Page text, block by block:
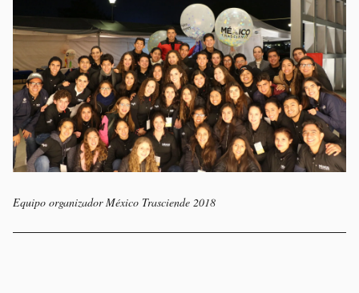
Equipo organizador México Trasciende 2018